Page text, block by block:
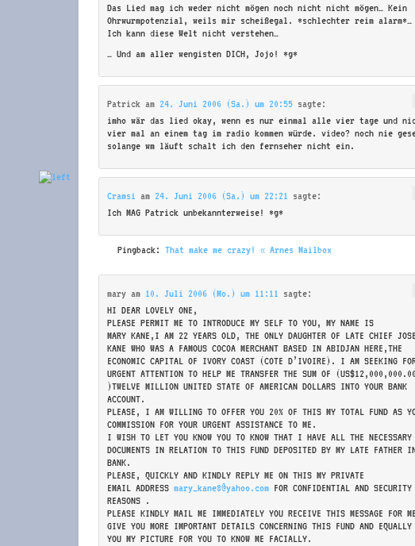
Das Lied mag ich weder nicht mögen noch nicht nicht mögen… Kein
Ohrwurmpotenzial, weils mir scheißegal. *schlechter reim alarm*…
Ich kann diese Welt nicht verstehen…
… Und am aller wengisten DICH, Jojo! *g*
Patrick am 24. Juni 2006 (Sa.) um 20:55 sagte:
imho wär das lied okay, wenn es nur einmal alle vier tage und
vier mal an einem tag im radio kommen würde. video? noch nie
solange wm läuft schalt ich den fernseher nicht ein.
Cramsi am 24. Juni 2006 (Sa.) um 22:21 sagte:
Ich MAG Patrick unbekannterweise! *g*
Pingback:That make me crazy! « Arnes Mailbox
mary am 10. Juli 2006 (Mo.) um 11:11 sagte:
HI DEAR LOVELY ONE,
PLEASE PERMIT ME TO INTRODUCE MY SELF TO YOU, MY NAME IS
MARY KANE,I AM 22 YEARS OLD, THE ONLY DAUGHTER OF LATE CHIEF
KANE WHO WAS A FAMOUS COCOA MERCHANT BASED IN ABIDJAN HERE,THE
ECONOMIC CAPITAL OF IVORY COAST (COTE D’IVOIRE). I AM SEEKING
URGENT ATTENTION TO HELP ME TRANSFER THE SUM OF (US$12,000,000.00
)TWELVE MILLION UNITED STATE OF AMERICAN DOLLARS INTO YOUR BANK
ACCOUNT.
PLEASE, I AM WILLING TO OFFER YOU 20% OF THIS MY TOTAL FUND AS
COMMISSION FOR YOUR URGENT ASSISTANCE TO ME.
I WISH TO LET YOU KNOW YOU TO KNOW THAT I HAVE ALL THE NECESSARY
DOCUMENTS IN RELATION TO THIS FUND DEPOSITED BY MY LATE FATHER
BANK.
PLEASE, QUICKLY AND KINDLY REPLY ME ON THIS MY PRIVATE
EMAIL ADDRESS mary_kane8@yahoo.com FOR CONFIDENTIAL AND SECURITY
REASONS .
PLEASE KINDLY MAIL ME IMMEDIATELY YOU RECEIVE THIS MESSAGE FOR
GIVE YOU MORE IMPORTANT DETAILS CONCERNING THIS FUND AND EQUALLY
YOU MY PICTURE FOR YOU TO KNOW ME FACIALLY.